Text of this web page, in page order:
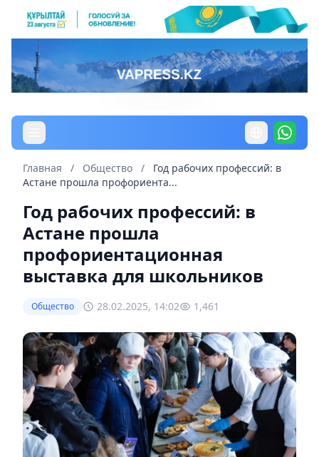
Главная / Общество /
Год рабочих профессий: в
Астане прошла профориента...
Год рабочих профессий: в
Астане прошла
профориентационная
выставка для школьников
Общество 28.02.2025, 14:02 1,461